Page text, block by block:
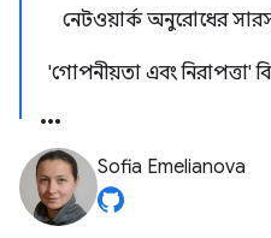
নেটওয়ার্ক অনুরোধের
'গোপনীয়তা এবং
Sofia Emelianova